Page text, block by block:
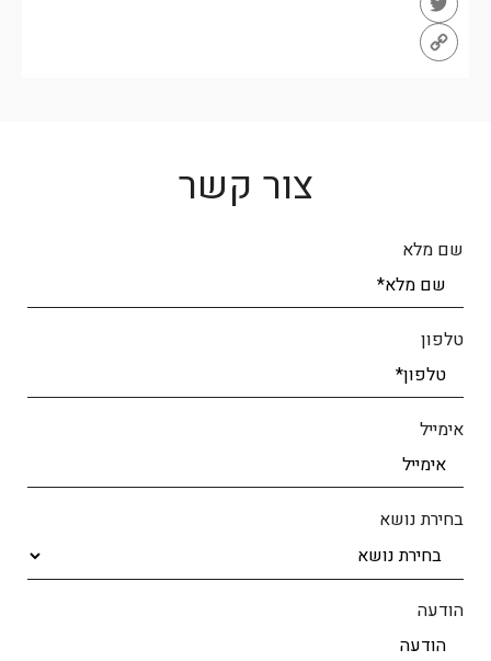
צור קשר
שם מלא
טלפון
אימייל
בחירת נושא
הודעה